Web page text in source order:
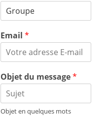
Email *
Objet du message*
Objet en quelques mots